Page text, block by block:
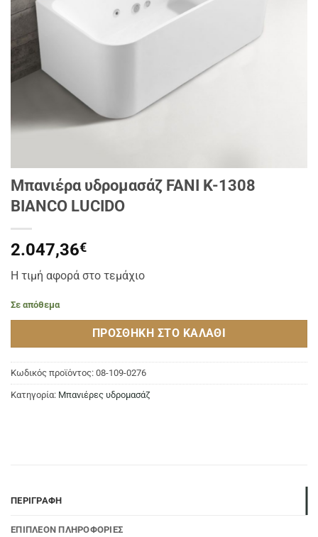
Μπανιέρα υδρομασάζ FANI K-1308
BIANCO LUCIDO
2.047,36€
Η τιμή αφορά στο τεμάχιο
Σε απόθεμα
ΠΡΟΣΘΉΚΗ ΣΤΟ ΚΑΛΆΘΙ
Κωδικός προϊόντος: 08-109-0276
Κατηγορία: Μπανιέρες υδρομασάζ
ΠΕΡΙΓΡΑΦΉ
ΕΠΙΠΛΈΟΝ ΠΛΗΡΟΦΟΡΊΕΣ